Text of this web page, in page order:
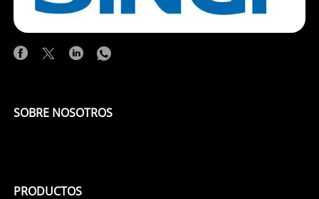
SOBRE NOSOTROS
PRODUCTOS